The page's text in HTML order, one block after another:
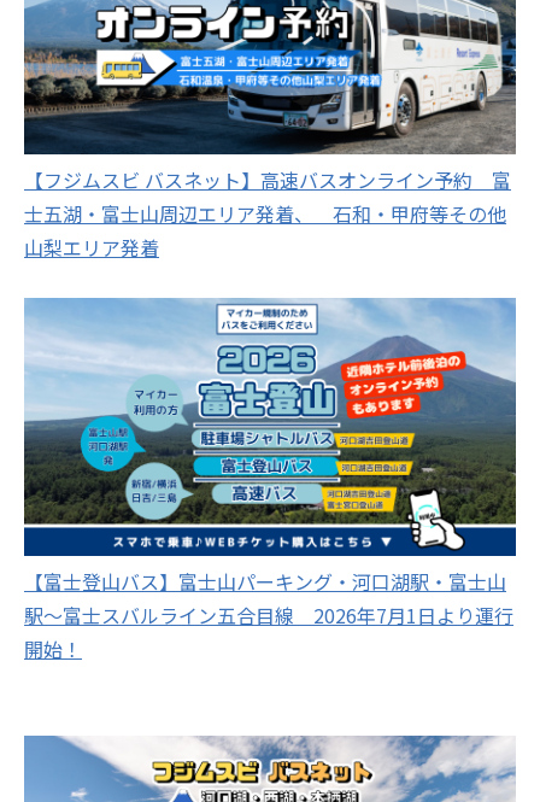
【フジムスビ バスネット】高速バスオンライン予約 富
士五湖・富士山周辺エリア発着、 石和・甲府等その他
山梨エリア発着
【富士登山バス】富士山パーキング・河口湖駅・富士山
駅～富士スバルライン五合目線 2026年7月1日より運行
開始！